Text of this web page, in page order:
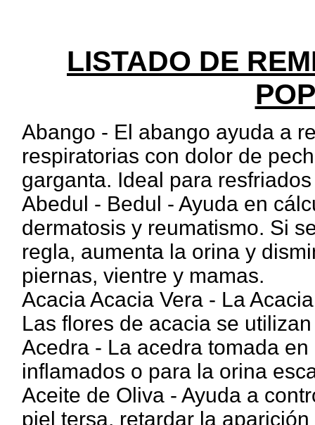
LISTADO DE
Abango - El abango ayuda a
respiratorias con dolor de
garganta. Ideal para
Abedul - Bedul - Ayuda en
dermatosis y reumatismo. Si
regla, aumenta la orina y
piernas, vientre y mamas.
Acacia Acacia Vera - La
Las flores de acacia se
Acedra - La acedra tomada
inflamados o para la orina
Aceite de Oliva - Ayuda a
piel tersa, retardar la